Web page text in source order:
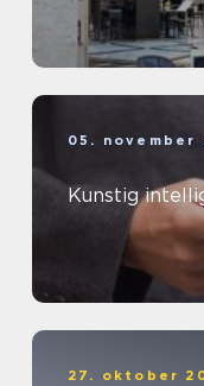
05. november
Kunstig
27. oktober